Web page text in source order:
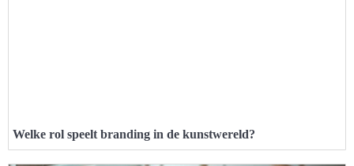
Welke rol speelt branding in de kunstwereld?